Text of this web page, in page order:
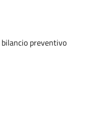
preventivo